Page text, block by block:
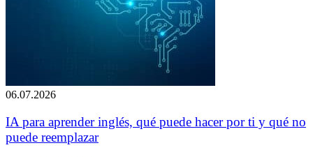
06.07.2026
IA para aprender inglés, qué puede hacer por ti y qué no
puede reemplazar